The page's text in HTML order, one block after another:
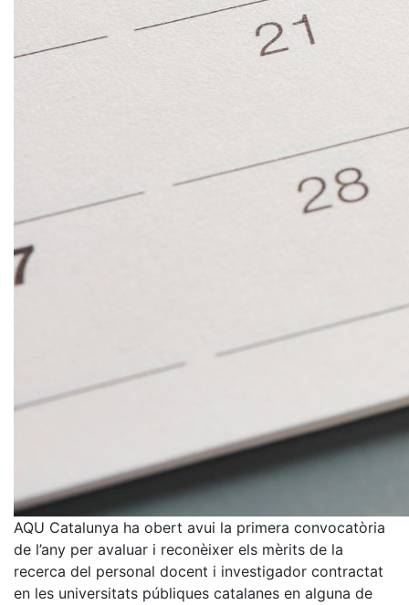
AQU Catalunya ha obert avui la primera convocatòria
de l’any per avaluar i reconèixer els mèrits de la
recerca del personal docent i investigador contractat
en les universitats públiques catalanes en alguna de